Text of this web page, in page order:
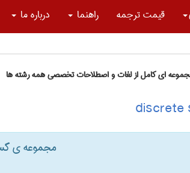
قیمت ترجمه راهنما درباره ما
ای کامل از لغات و اصطلاحات تخصصی همه رشته ها
مجموعه ی